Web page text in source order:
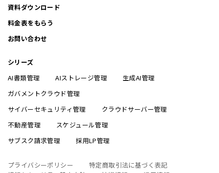
資料ダウンロード
料金表をもらう
お問い合わせ
シリーズ
AI書類管理
AIストレージ管理
生成AI管理
ガバメントクラウド管理
サイバーセキュリティ管理
クラウドサーバー管理
不動産管理
スケジュール管理
サブスク請求管理
採用LP管理
プライバシーポリシー
特定商取引法に基づく表記